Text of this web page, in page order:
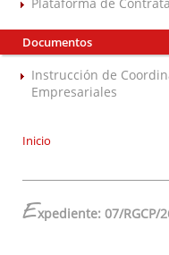
Documentos
Instrucción de
Empresariales
Inicio
Expediente: 07/RGCP/